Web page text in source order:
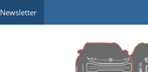
Newsletter